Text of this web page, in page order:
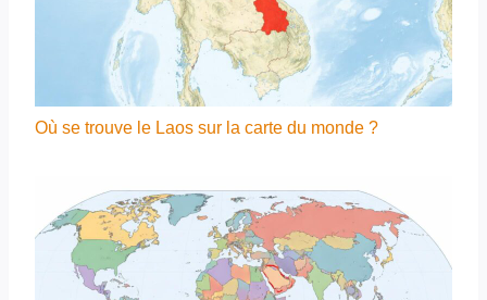
Où se trouve le Laos sur la carte du monde ?